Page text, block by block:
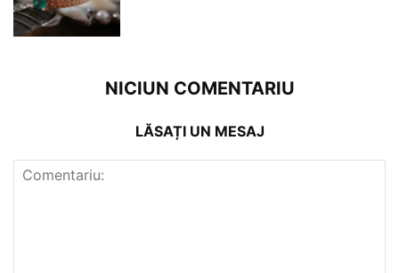
NICIUN COMENTARIU
LĂSAȚI UN MESAJ